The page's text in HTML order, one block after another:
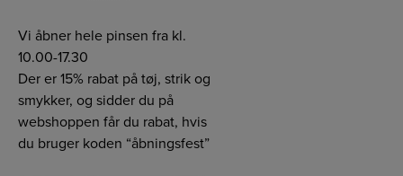
Vi åbner hele pinsen fra kl.
10.00-17.30
Der er 15% rabat på tøj, strik og
smykker, og sidder du på
webshoppen får du rabat, hvis
du bruger koden “åbningsfest”